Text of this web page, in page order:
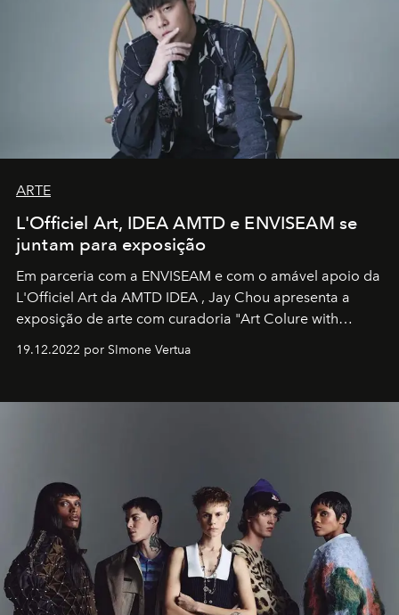
ARTE
L'Officiel Art, IDEA AMTD e ENVISEAM se
juntam para exposição
Em parceria com a ENVISEAM e com o amável apoio da
L'Officiel Art da AMTD IDEA , Jay Chou apresenta a
exposição de arte com curadoria "Art Colure with
19.12.2022 por SImone Vertua